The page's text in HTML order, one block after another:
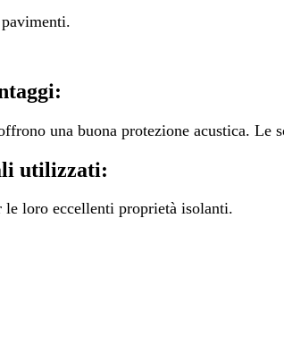
una buona protezione acustica. Le
utilizzati:
loro eccellenti proprietà isolanti.